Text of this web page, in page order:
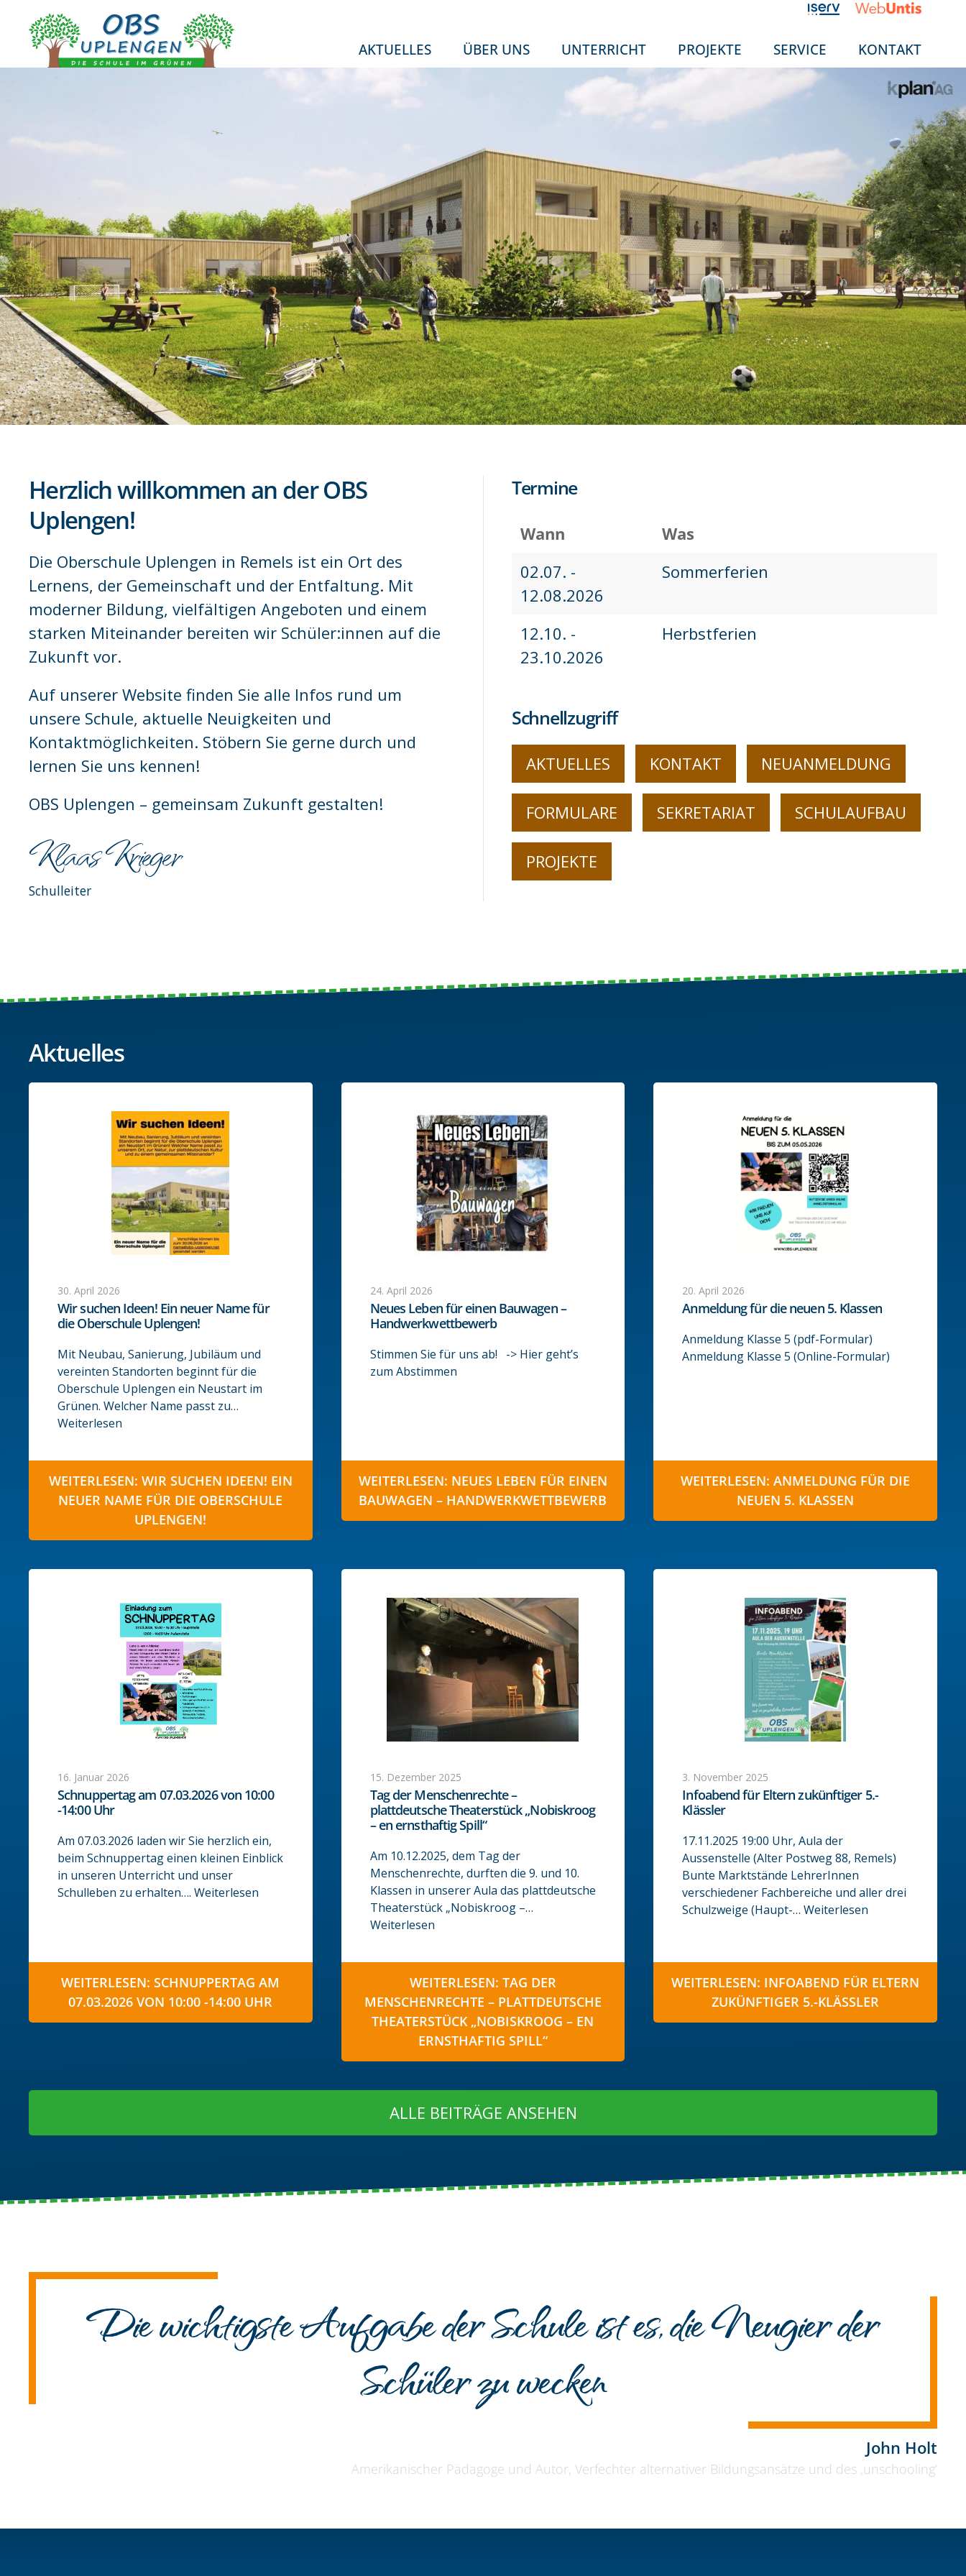
AKTUELLES ÜBER UNS UNTERRICHT PROJEKTE SERVICE KONTAKT
Herzlich willkommen an der OBS
Uplengen!
Die Oberschule Uplengen in Remels ist ein Ort des
Lernens, der Gemeinschaft und der Entfaltung. Mit
moderner Bildung, vielfältigen Angeboten und einem
starken Miteinander bereiten wir Schüler:innen auf die
Zukunft vor.
Auf unserer Website finden Sie alle Infos rund um
unsere Schule, aktuelle Neuigkeiten und
Kontaktmöglichkeiten. Stöbern Sie gerne durch und
lernen Sie uns kennen!
OBS Uplengen – gemeinsam Zukunft gestalten!
Klaas Krieger
Schulleiter
Termine
Wann
Was
02.07. -
12.08.2026
Sommerferien
12.10. -
23.10.2026
Herbstferien
Schnellzugriff
AKTUELLES KONTAKT NEUANMELDUNG
FORMULARE SEKRETARIAT SCHULAUFBAU
PROJEKTE
Aktuelles
30. April 2026
Wir suchen Ideen! Ein neuer Name für
die Oberschule Uplengen!
Mit Neubau, Sanierung, Jubiläum und
vereinten Standorten beginnt für die
Oberschule Uplengen ein Neustart im
Grünen. Welcher Name passt zu…
Weiterlesen
WEITERLESEN: WIR SUCHEN IDEEN! EIN
NEUER NAME FÜR DIE OBERSCHULE
UPLENGEN!
24. April 2026
Neues Leben für einen Bauwagen –
Handwerkwettbewerb
Stimmen Sie für uns ab! -> Hier geht’s
zum Abstimmen
WEITERLESEN: NEUES LEBEN FÜR EINEN
BAUWAGEN – HANDWERKWETTBEWERB
20. April 2026
Anmeldung für die neuen 5. Klassen
Anmeldung Klasse 5 (pdf-Formular)
Anmeldung Klasse 5 (Online-Formular)
WEITERLESEN: ANMELDUNG FÜR DIE
NEUEN 5. KLASSEN
16. Januar 2026
Schnuppertag am 07.03.2026 von 10:00
-14:00 Uhr
Am 07.03.2026 laden wir Sie herzlich ein,
beim Schnuppertag einen kleinen Einblick
in unseren Unterricht und unser
Schulleben zu erhalten…. Weiterlesen
WEITERLESEN: SCHNUPPERTAG AM
07.03.2026 VON 10:00 -14:00 UHR
15. Dezember 2025
Tag der Menschenrechte –
plattdeutsche Theaterstück „Nobiskroog
– en ernsthaftig Spill“
Am 10.12.2025, dem Tag der
Menschenrechte, durften die 9. und 10.
Klassen in unserer Aula das plattdeutsche
Theaterstück „Nobiskroog –…
Weiterlesen
WEITERLESEN: TAG DER
MENSCHENRECHTE – PLATTDEUTSCHE
THEATERSTÜCK „NOBISKROOG – EN
ERNSTHAFTIG SPILL“
3. November 2025
Infoabend für Eltern zukünftiger 5.-
Klässler
17.11.2025 19:00 Uhr, Aula der
Aussenstelle (Alter Postweg 88, Remels)
Bunte Marktstände LehrerInnen
verschiedener Fachbereiche und aller drei
Schulzweige (Haupt-…Weiterlesen
WEITERLESEN: INFOABEND FÜR ELTERN
ZUKÜNFTIGER 5.-KLÄSSLER
ALLE BEITRÄGE ANSEHEN
Die wichtigste Aufgabe der Schule ist es, die Neugier der
Schüler zu wecken
John Holt
Amerikanischer Pädagoge und Autor, Verfechter alternativer Bildungsansätze und des ‚unschooling‘